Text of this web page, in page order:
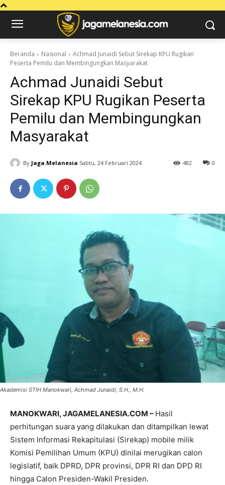
Beranda Nasional
Achmad Junaidi Sebut Sirekap KPU Rugikan
Peserta Pemilu dan Membingungkan Masyarakat
Achmad Junaidi Sebut
Sirekap KPU Rugikan Peserta
Pemilu dan Membingungkan
Masyarakat
By Jaga Melanesia Sabtu, 24 Februari 2024 0
482
Akademisi STIH Manokwari, Achmad Junaidi, S.H., M.H.
MANOKWARI, JAGAMELANESIA.COM – Hasil
perhitungan suara yang dilakukan dan ditampilkan lewat
Sistem Informasi Rekapitulasi (Sirekap) mobile milik
Komisi Pemilihan Umum (KPU) dinilai merugikan calon
legislatif, baik DPRD, DPR provinsi, DPR RI dan DPD RI
hingga Calon Presiden-Wakil Presiden.